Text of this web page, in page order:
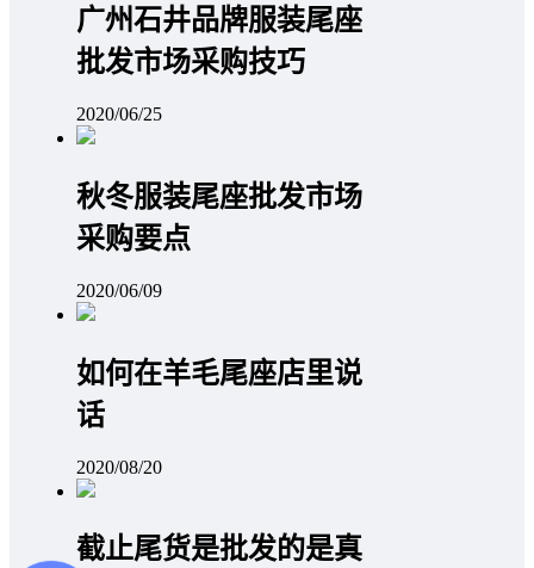
广州石井品牌服装尾座
批发市场采购技巧
2020/06/25
秋冬服装尾座批发市场
采购要点
2020/06/09
如何在羊毛尾座店里说
话
2020/08/20
截止尾货是批发的是真